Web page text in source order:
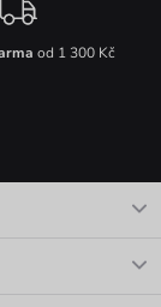
od 1 300 Kč